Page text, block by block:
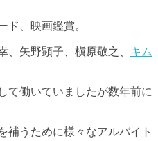
ド、映画鑑賞。
、矢野顕子、槇原敬之、 キム
て働いていましたが数年前に
補うために様々なアルバイト